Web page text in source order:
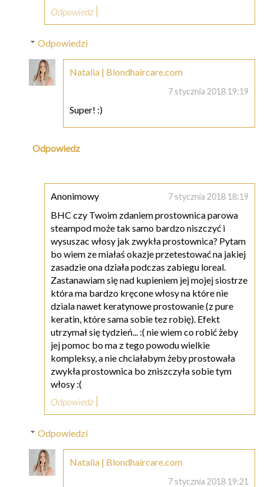
Odpowiedz
Odpowiedzi
Natalia | Blondhaircare.com
7 stycznia 2018 19:19
Super! :)
Odpowiedz
Anonimowy 7 stycznia 2018 18:19
BHC czy Twoim zdaniem prostownica parowa
steampod może tak samo bardzo niszczyć i
wysuszac włosy jak zwykła prostownica? Pytam
bo wiem ze miałaś okazje przetestować na jakiej
zasadzie ona działa podczas zabiegu loreal.
Zastanawiam się nad kupieniem jej mojej siostrze
która ma bardzo kręcone włosy na które nie
dziala nawet keratynowe prostowanie (z pure
keratin, które sama sobie tez robię). Efekt
utrzymał się tydzień... :( nie wiem co robić żeby
jej pomoc bo ma z tego powodu wielkie
kompleksy, a nie chciałabym żeby prostowała
zwykła prostownica bo zniszczyła sobie tym
włosy :(
Odpowiedz
Odpowiedzi
Natalia | Blondhaircare.com
7 stycznia 2018 19:21